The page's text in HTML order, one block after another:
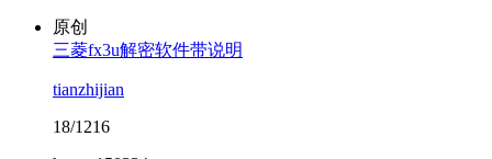
原创
三菱fx3u解密软件带说明
tianzhijian
18/1216